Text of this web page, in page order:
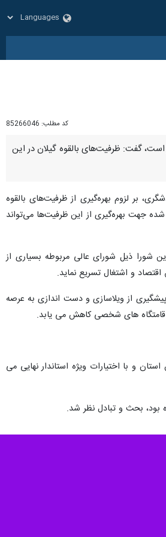
کد مطلب: 85266046